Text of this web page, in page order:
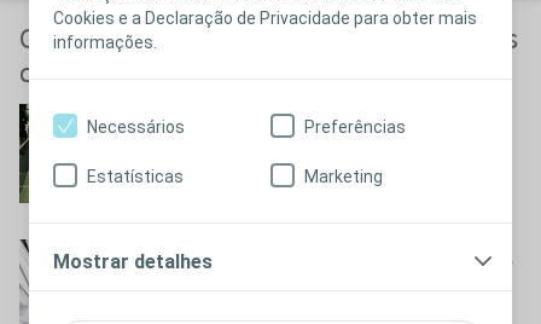
Cookies e a Declaração de Privacidade para obter mais
informações.
Necessários Preferências
Estatísticas Marketing
Mostrar detalhes
O que acontece antes, durante e depois
da cirurgia?
O que esperar antes da
O que esperar durante a